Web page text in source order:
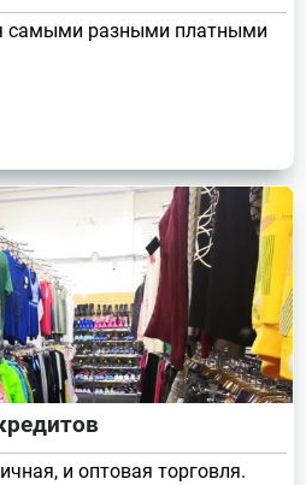
самыми разными платными
и оптовая торговля.